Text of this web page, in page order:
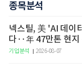
종목분석
넥스틸, 美 'AI 데이
다‥年 47만톤 현지
기업분석 2026-08-07